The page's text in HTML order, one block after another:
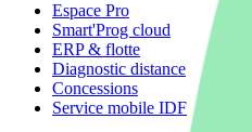
Espace Pro
Smart'Prog cloud
ERP & flotte
Diagnostic distance
Concessions
Service mobile IDF